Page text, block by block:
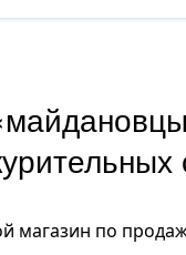
магазин по